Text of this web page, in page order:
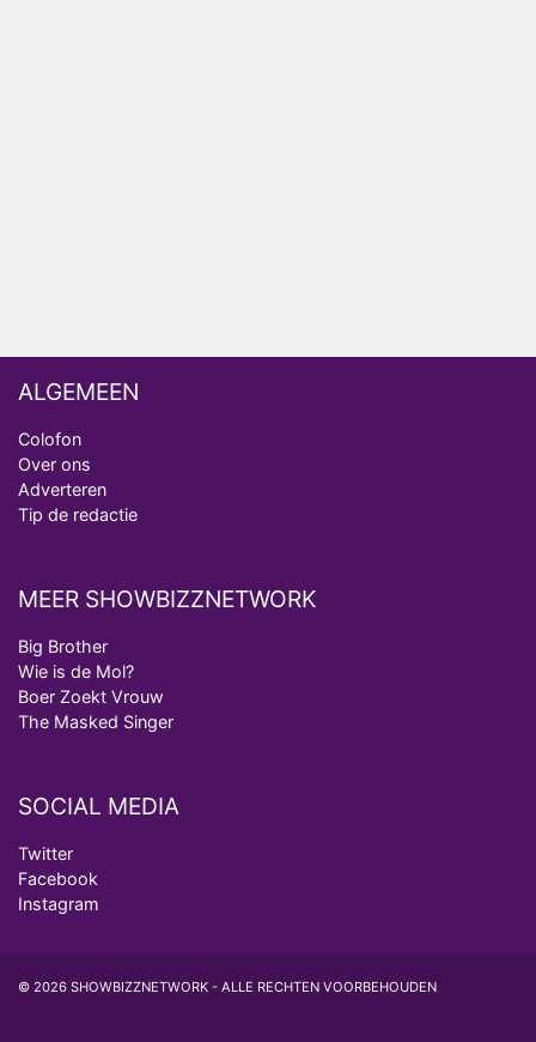
ALGEMEEN
Colofon
Over ons
Adverteren
Tip de redactie
MEER SHOWBIZZNETWORK
Big Brother
Wie is de Mol?
Boer Zoekt Vrouw
The Masked Singer
SOCIAL MEDIA
Twitter
Facebook
Instagram
© 2026 SHOWBIZZNETWORK - ALLE RECHTEN VOORBEHOUDEN